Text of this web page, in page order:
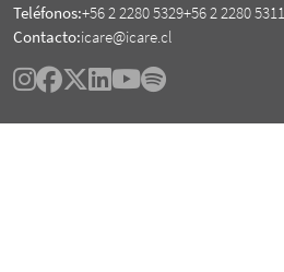
Teléfonos:+56 2 2280 5329+56 2 2280 5311
Contacto:icare@icare.cl